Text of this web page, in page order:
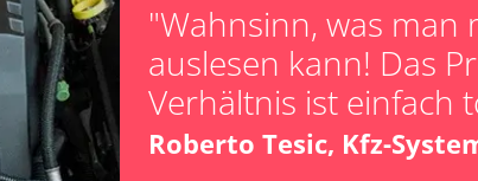
"Wahnsinn, was man
auslesen kann! Das
Verhältnis ist einfach
Roberto Tesic, Kfz-